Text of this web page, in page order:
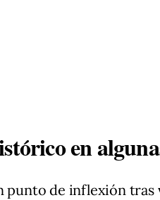
en
punto de inflexión tras